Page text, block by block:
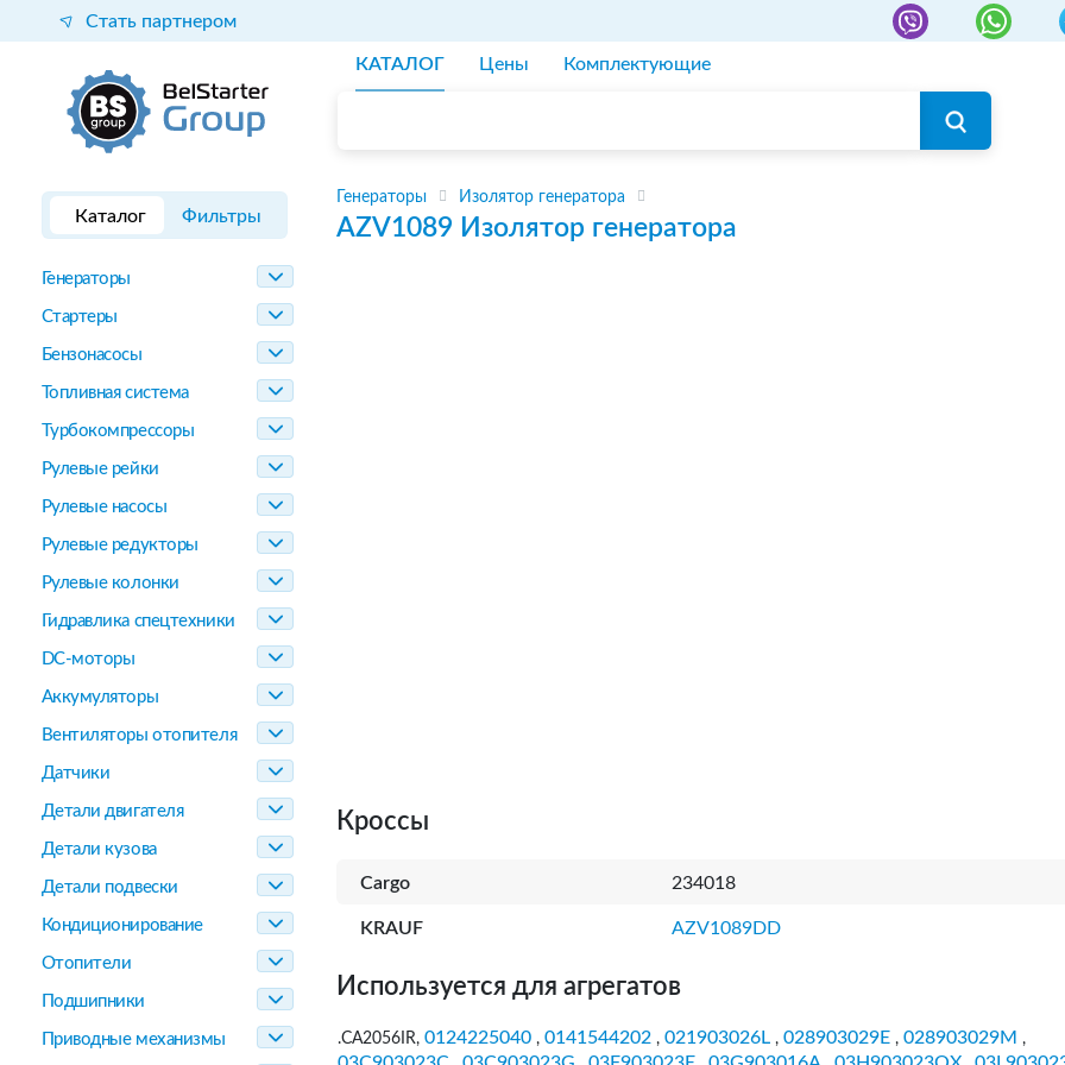
Стать партнером
КАТАЛОГ Цены Комплектующие
Каталог Фильтры
Генераторы
Стартеры
Бензонасосы
Топливная система
Турбокомпрессоры
Рулевые рейки
Рулевые насосы
Рулевые редукторы
Рулевые колонки
Гидравлика спецтехники
DC-моторы
Аккумуляторы
Вентиляторы отопителя
Датчики
Детали двигателя
Детали кузова
Детали подвески
Кондиционирование
Отопители
Подшипники
Приводные механизмы
Генераторы Изолятор генератора
AZV1089 Изолятор генератора
Кроссы
Cargo 234018
KRAUF AZV1089DD
Используется для агрегатов
.CA2056IR, 0124225040 , 0141544202 , 021903026L , 028903029E , 028903029M ,